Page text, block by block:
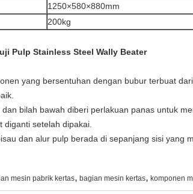
1250×580×880mm
200kg
Pulp Stainless Steel Wally Beater
yang bersentuhan dengan bubur terbuat
dan bilah bawah diberi perlakuan panas untuk
diganti setelah dipakai.
dan alur pulp berada di sepanjang sisi yang
mesin pabrik kertas, bagian mesin kertas, komponen